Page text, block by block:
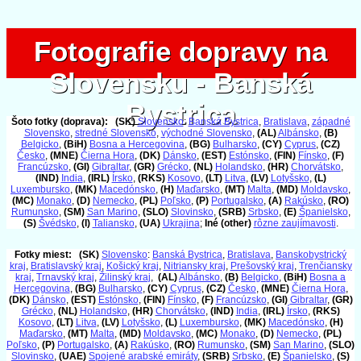
Fotografie dopravy na
Slovensku - Banská
Bystrica
Fotografie dopravy na
Slovensku - Banská
Bystrica
Šoto fotky (doprava): (SK) Slovensko:Banská Bystrica, Bratislava, západné
Slovensko, stredné Slovensko, východné Slovensko, (AL)Albánsko, (B)
Belgicko, (BiH) Bosna a Hercegovina, (BG) Bulharsko, (CY) Cyprus, (CZ)
Česko, (MNE) Čierna Hora, (DK) Dánsko, (EST) Estónsko, (FIN) Fínsko, (F)
Francúzsko, (GI) Gibraltar, (GR) Grécko, (NL) Holandsko, (HR) Chorvátsko,
(IND) India, (IRL) Írsko, (RKS) Kosovo, (LT) Litva, (LV) Lotyšsko, (L)
Luxembursko, (MK) Macedónsko, (H) Maďarsko, (MT) Malta, (MD) Moldavsko,
(MC) Monako, (D) Nemecko, (PL) Poľsko, (P) Portugalsko, (A) Rakúsko, (RO)
Rumunsko, (SM) San Marino, (SLO) Slovinsko, (SRB) Srbsko, (E) Španielsko,
(S) Švédsko, (I) Taliansko, (UA) Ukrajina; Iné (other) rôzne zaujímavosti.
Fotky miest: (SK) Slovensko: Banská Bystrica, Bratislava, Banskobystrický
kraj, Bratislavský kraj, Košický kraj, Nitriansky kraj, Prešovský kraj, Trenčiansky
kraj, Trnavský kraj, Žilinský kraj, (AL)Albánsko, (B) Belgicko, (BiH) Bosna a
Hercegovina, (BG) Bulharsko, (CY) Cyprus, (CZ) Česko, (MNE) Čierna Hora,
(DK) Dánsko, (EST) Estónsko, (FIN) Fínsko, (F) Francúzsko, (GI) Gibraltar, (GR)
Grécko, (NL) Holandsko, (HR) Chorvátsko, (IND) India, (IRL) Írsko, (RKS)
Kosovo, (LT) Litva, (LV) Lotyšsko, (L) Luxembursko, (MK) Macedónsko, (H)
Maďarsko, (MT) Malta, (MD) Moldavsko, (MC) Monako, (D) Nemecko, (PL)
Poľsko, (P) Portugalsko, (A) Rakúsko, (RO) Rumunsko, (SM) San Marino, (SLO)
Slovinsko, (UAE) Spojené arabské emiráty, (SRB) Srbsko, (E) Španielsko, (S)